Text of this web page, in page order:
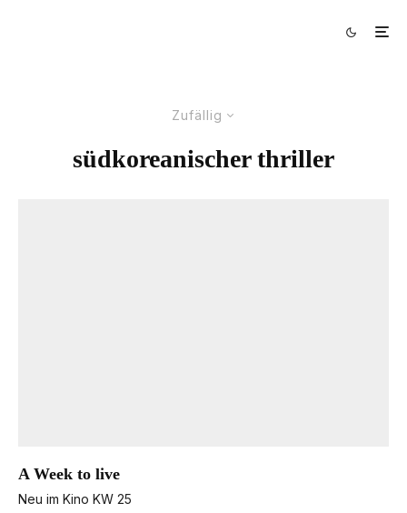
Zufällig
südkoreanischer thriller
A Week to live
Neu im Kino KW 25